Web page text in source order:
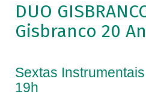
DUO
Gisbranco 20
Sextas
19h